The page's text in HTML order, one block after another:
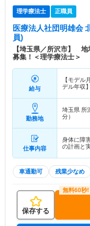
理学療法士 正職員
医療法人社団明雄会
員)
【埼玉県／所沢市】 地
募集！＜理学療法士＞
給与
【モデル
デル年収】
勤務地
埼玉県 所
分）
仕事内容
身体に障
の計画と
車通勤可 残業少なめ
保存する